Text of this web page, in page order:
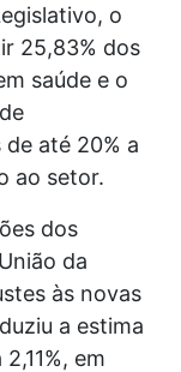
o
25,83% dos
saúde e o
até 20% a
ao setor.
dos
da
às novas
a estima
em